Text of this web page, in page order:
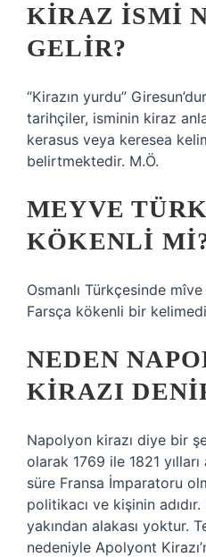
KIRAZ ISMI
GELIR?
“Kirazın yurdu”
tarihçiler, isminin kiraz
kerasus veya keresea
belirtmektedir. M.Ö.
MEYVE
KÖKENLI
Osmanlı Türkçesinde
Farsça kökenli bir
NEDEN
KIRAZI
Napolyon kirazı diye bir
olarak 1769 ile 1821
süre Fransa İmparatoru
politikacı ve kişinin
yakından alakası yoktur.
nedeniyle Apolyont